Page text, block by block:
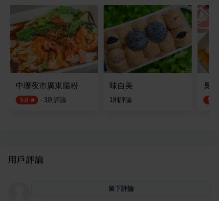
中壢夜市廣東腸粉
5.0 · 3則評論
味自美
1則評論
臭
5.0
用戶評論
留下評論